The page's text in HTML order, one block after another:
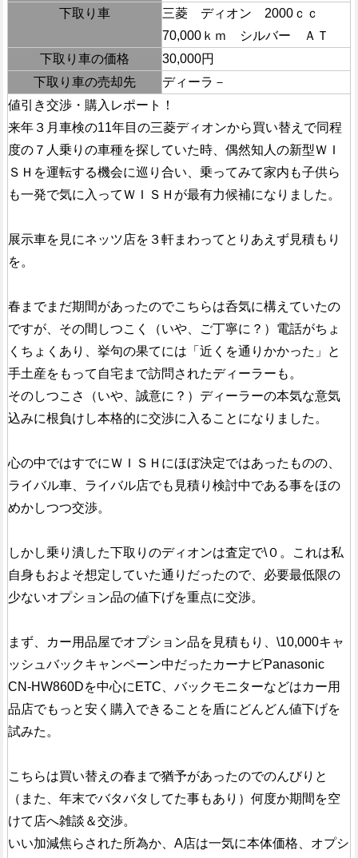
下取り車
三菱 ディオン 2000ｃｃ
70,000ｋｍ シルバー ＡＴ
下取り車の価格
30,000円
下取り車の売却先
ディーラ－
値引き交渉・購入レポート！
来年３月車検の11年目の三菱ディオンから買い替えで同程
度の７人乗りの車種を探していた時、偶然知人の新型ＷＩ
ＳＨを運転する機会に巡り合い、乗ってみて家内も子供ら
も一発で気に入ってＷＩＳＨが最有力候補になりました。
展示車を見にネッツ店を３軒まわってとりあえず見積もり
を。
春までまだ期間があったのでこちらは呑気に構えていたの
ですが、その間しつこく（いや、ご丁寧に？）電話がちょ
くちょくあり、挙句の果てには「近くを通りかかった」と
手土産をもって自宅まで訪問されたディーラーも。
そのしつこさ（いや、誠意に？）ディーラーの本気な意気
込みに根負けし本格的に交渉に入ることになりました。
心の中ではすでにＷＩＳＨにほぼ決定ではあったものの、
ライバル車、ライバル店でも見積り検討中である事をほの
めかしつつ交渉。
しかし乗り潰した下取りのディオンは査定で\０。これは私
自身もおよそ想定していた通りだったので、必要最低限の
少ないオプション品の値下げを重点に交渉。
まず、カー用品屋でオプション品を見積もり、\10,000キャ
ッシュバックキャンペーン中だったカーナビPanasonic
CN-HW860Dを中心にETC、バックモニターなどはカー用
品店でもっと安く購入できることを盾にどんどん値下げを
試みた。
こちらは買い替えの春まで猶予があったのでのんびりと
（また、年末でバタバタしてた事もあり）何度か期間を空
けて店へ雑談＆交渉。
いい加減焦らされた所為か、A店は一気に本体価格、オプシ